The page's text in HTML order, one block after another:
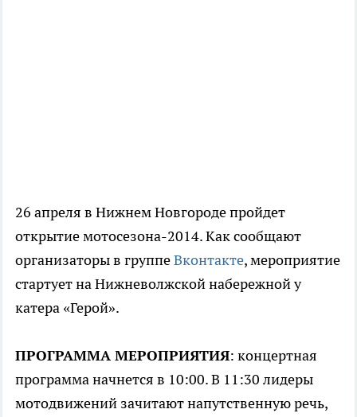
26 апреля в Нижнем Новгороде пройдет
открытие мотосезона-2014. Как сообщают
организаторы в группеВконтакте, мероприятие
стартует на Нижневолжской набережной у
катера «Герой».
ПРОГРАММА МЕРОПРИЯТИЯ: концертная
программа начнется в 10:00. В 11:30 лидеры
мотодвижений зачитают напутственную речь,